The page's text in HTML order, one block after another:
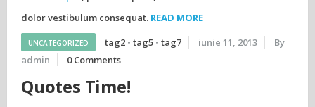
dolor vestibulum consequat. READ MORE
UNCATEGORIZED tag2 • tag5 • tag7 iunie 11, 2013
By
admin
0 Comments
Quotes Time!